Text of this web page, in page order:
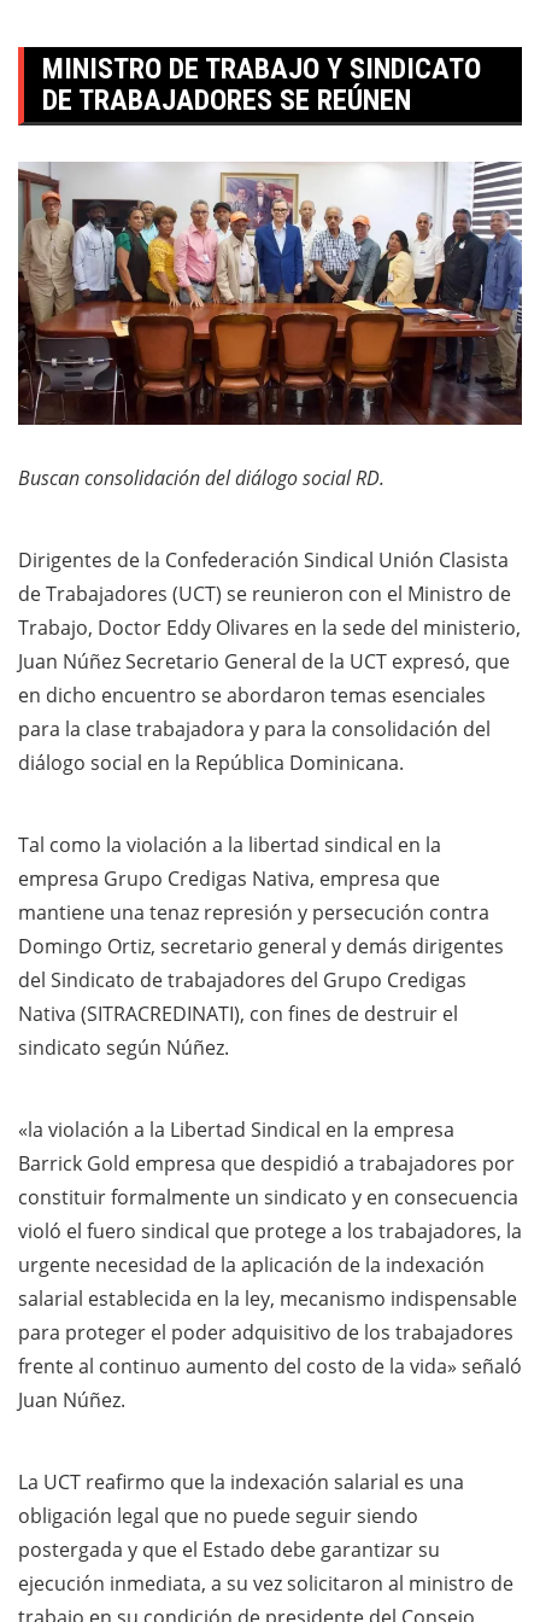
MINISTRO DE TRABAJO Y SINDICATO
DE TRABAJADORES SE REÚNEN
Buscan consolidación del diálogo social RD.
Dirigentes de la Confederación Sindical Unión Clasista
de Trabajadores (UCT) se reunieron con el Ministro de
Trabajo, Doctor Eddy Olivares en la sede del ministerio,
Juan Núñez Secretario General de la UCT expresó, que
en dicho encuentro se abordaron temas esenciales
para la clase trabajadora y para la consolidación del
diálogo social en la República Dominicana.
Tal como la violación a la libertad sindical en la
empresa Grupo Credigas Nativa, empresa que
mantiene una tenaz represión y persecución contra
Domingo Ortiz, secretario general y demás dirigentes
del Sindicato de trabajadores del Grupo Credigas
Nativa (SITRACREDINATI), con fines de destruir el
sindicato según Núñez.
«la violación a la Libertad Sindical en la empresa
Barrick Gold empresa que despidió a trabajadores por
constituir formalmente un sindicato y en consecuencia
violó el fuero sindical que protege a los trabajadores, la
urgente necesidad de la aplicación de la indexación
salarial establecida en la ley, mecanismo indispensable
para proteger el poder adquisitivo de los trabajadores
frente al continuo aumento del costo de la vida» señaló
Juan Núñez.
La UCT reafirmo que la indexación salarial es una
obligación legal que no puede seguir siendo
postergada y que el Estado debe garantizar su
ejecución inmediata, a su vez solicitaron al ministro de